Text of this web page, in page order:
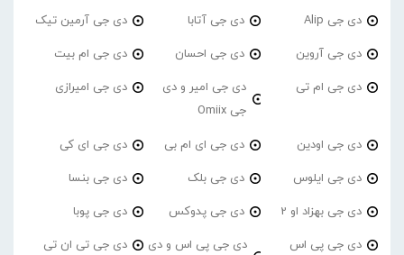
دی جی Alip دی جی آتابا دی جی آرمین تیک
دی جی آروین دی جی احسان دی جی ام بیت
دی جی ام تی
دی جی امیر و دی
جی Omiix
دی جی امیرازی
دی جی اودین دی جی ای ام بی دی جی ای کی
دی جی ایلوس دی جی بلک دی جی بنسا
دی جی بهزاد او 2 دی جی پدوکس دی جی پوبا
دی جی پی اس
دی جی پی اس و دی
دی جی تی ان تی